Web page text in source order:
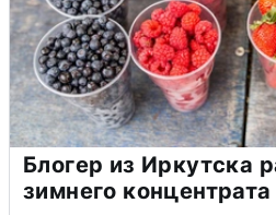
Блогер из Иркутска
зимнего